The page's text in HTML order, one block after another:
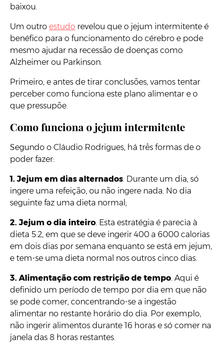
baixou.
Um outro estudo revelou que o jejum intermitente é
benéfico para o funcionamento do cérebro e pode
mesmo ajudar na recessão de doenças como
Alzheimer ou Parkinson.
Primeiro, e antes de tirar conclusões, vamos tentar
perceber como funciona este plano alimentar e o
que pressupõe.
Como funciona o jejum intermitente
Segundo o Cláudio Rodrigues, há três formas de o
poder fazer:
1. Jejum em dias alternados. Durante um dia, só
ingere uma refeição, ou não ingere nada. No dia
seguinte faz uma dieta normal;
2. Jejum o dia inteiro. Esta estratégia é parecia à
dieta 5:2, em que se deve ingerir 400 a 6000 calorias
em dois dias por semana enquanto se está em jejum,
e tem-se uma dieta normal nos outros cinco dias.
3. Alimentação com restrição de tempo. Aqui é
definido um período de tempo por dia em que não
se pode comer, concentrando-se a ingestão
alimentar no restante horário do dia. Por exemplo,
não ingerir alimentos durante 16 horas e só comer na
janela das 8 horas restantes.